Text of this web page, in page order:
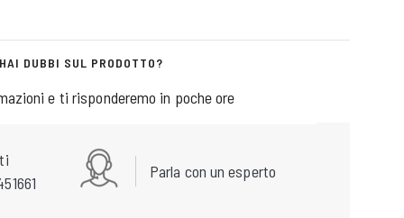
DUBBI SUL PRODOTTO?
e ti risponderemo in poche ore
Parla con un esperto